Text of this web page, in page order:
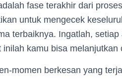
fase terakhir dari
untuk mengecek
terbaiknya. Ingatlah,
inilah kamu bisa
momen berkesan yang